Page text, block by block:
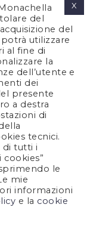
del
del
utilizzare
al fine di
la
dell’utente e
dei
presente
a destra
di
tecnici.
di tutti i
le
mie
informazioni
e la cookie
X